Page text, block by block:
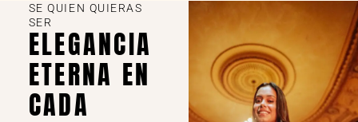
SE QUIEN QUIERAS
SER
ELEGANCIA
ETERNA EN
CADA